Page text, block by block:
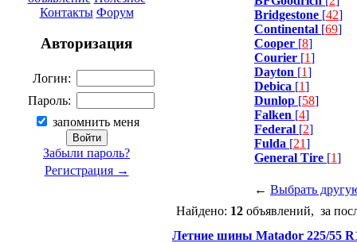
Контакты Форум
Авторизация
Логин:
Пароль:
запомнить меня
Забыли пароль?
Регистрация →
Bridgestone [42]
Continental [69]
Cooper [8]
Courier [1]
Dayton [1]
Debica [1]
Dunlop [58]
Falken [4]
Federal [2]
Fulda [21]
General Tire [1]
← Выбрать
Найдено: 12объявлений, за
Летние шины Matador 225/55